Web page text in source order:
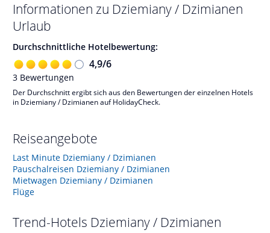
Informationen zu Dziemiany / Dzimianen
Urlaub
Durchschnittliche Hotelbewertung:
4,9/6
3 Bewertungen
Der Durchschnitt ergibt sich aus den Bewertungen der einzelnen Hotels
in Dziemiany / Dzimianen auf HolidayCheck.
Reiseangebote
Last Minute Dziemiany / Dzimianen
Pauschalreisen Dziemiany / Dzimianen
Mietwagen Dziemiany / Dzimianen
Flüge
Trend-Hotels Dziemiany / Dzimianen